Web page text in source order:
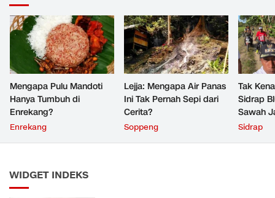
Mengapa Pulu Mandoti
Hanya Tumbuh di
Enrekang?
Enrekang
Lejja: Mengapa Air Panas
Ini Tak Pernah Sepi dari
Cerita?
Soppeng
Tak
Sidrap
Sawah
Panas
Sidrap
WIDGET INDEKS